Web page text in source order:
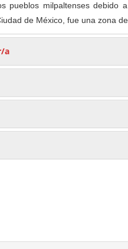
pueblos milpaltenses debido
de México, fue una zona
a